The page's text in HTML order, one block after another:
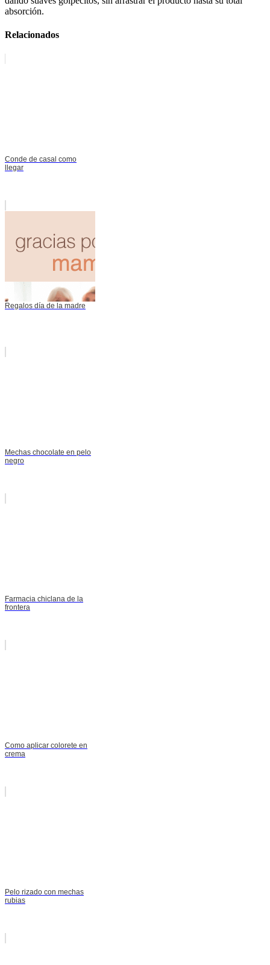
absorción.
Relacionados
Conde de casal como
llegar
Regalos día de la madre
Mechas chocolate en pelo
negro
Farmacia chiclana de la
frontera
Como aplicar colorete en
crema
Pelo rizado con mechas
rubias